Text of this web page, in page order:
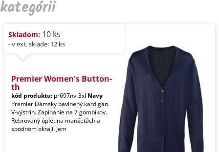
kategórii
Skladom: 10 ks
- v ext. sklade: 12 ks
Premier Women's Button-
th
kód produktu: pr697nv-3xl Navy
Premier Dámsky bavlnený kardigán.
V-výstrih. Zapínanie na 7 gombíkov.
Rebrovaný úplet na manžetách a
spodnom okraji. Jem